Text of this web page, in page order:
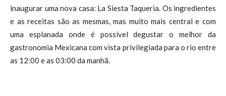
inaugurar uma nova casa: La Siesta Taqueria. Os ingredientes
e as receitas são as mesmas, mas muito mais central e com
uma esplanada onde é possível degustar o melhor da
gastronomia Mexicana com vista privilegiada para o rio entre
as 12:00 e as 03:00 da manhã.